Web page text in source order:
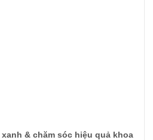
& chăm sóc hiệu quả khoa